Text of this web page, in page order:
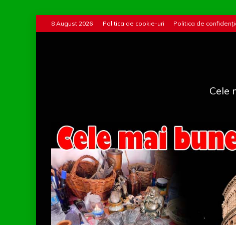
to
8 August 2026 Politica de cookie-uri Politica de
Cele